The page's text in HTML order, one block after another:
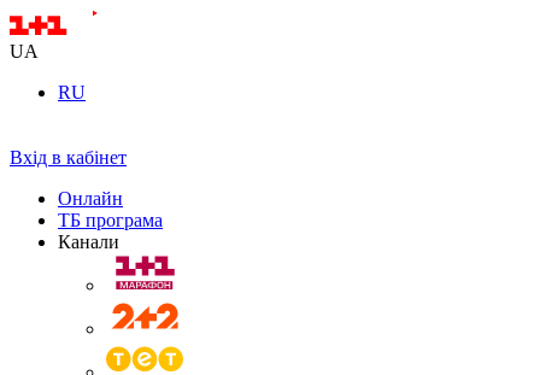
UA
RU
Вхід в кабінет
Онлайн
ТБ програма
Канали